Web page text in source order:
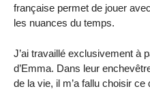
française permet de jouer
les nuances du temps.
J’ai travaillé exclusivement à
d’Emma. Dans leur
de la vie, il m’a fallu choisir ce